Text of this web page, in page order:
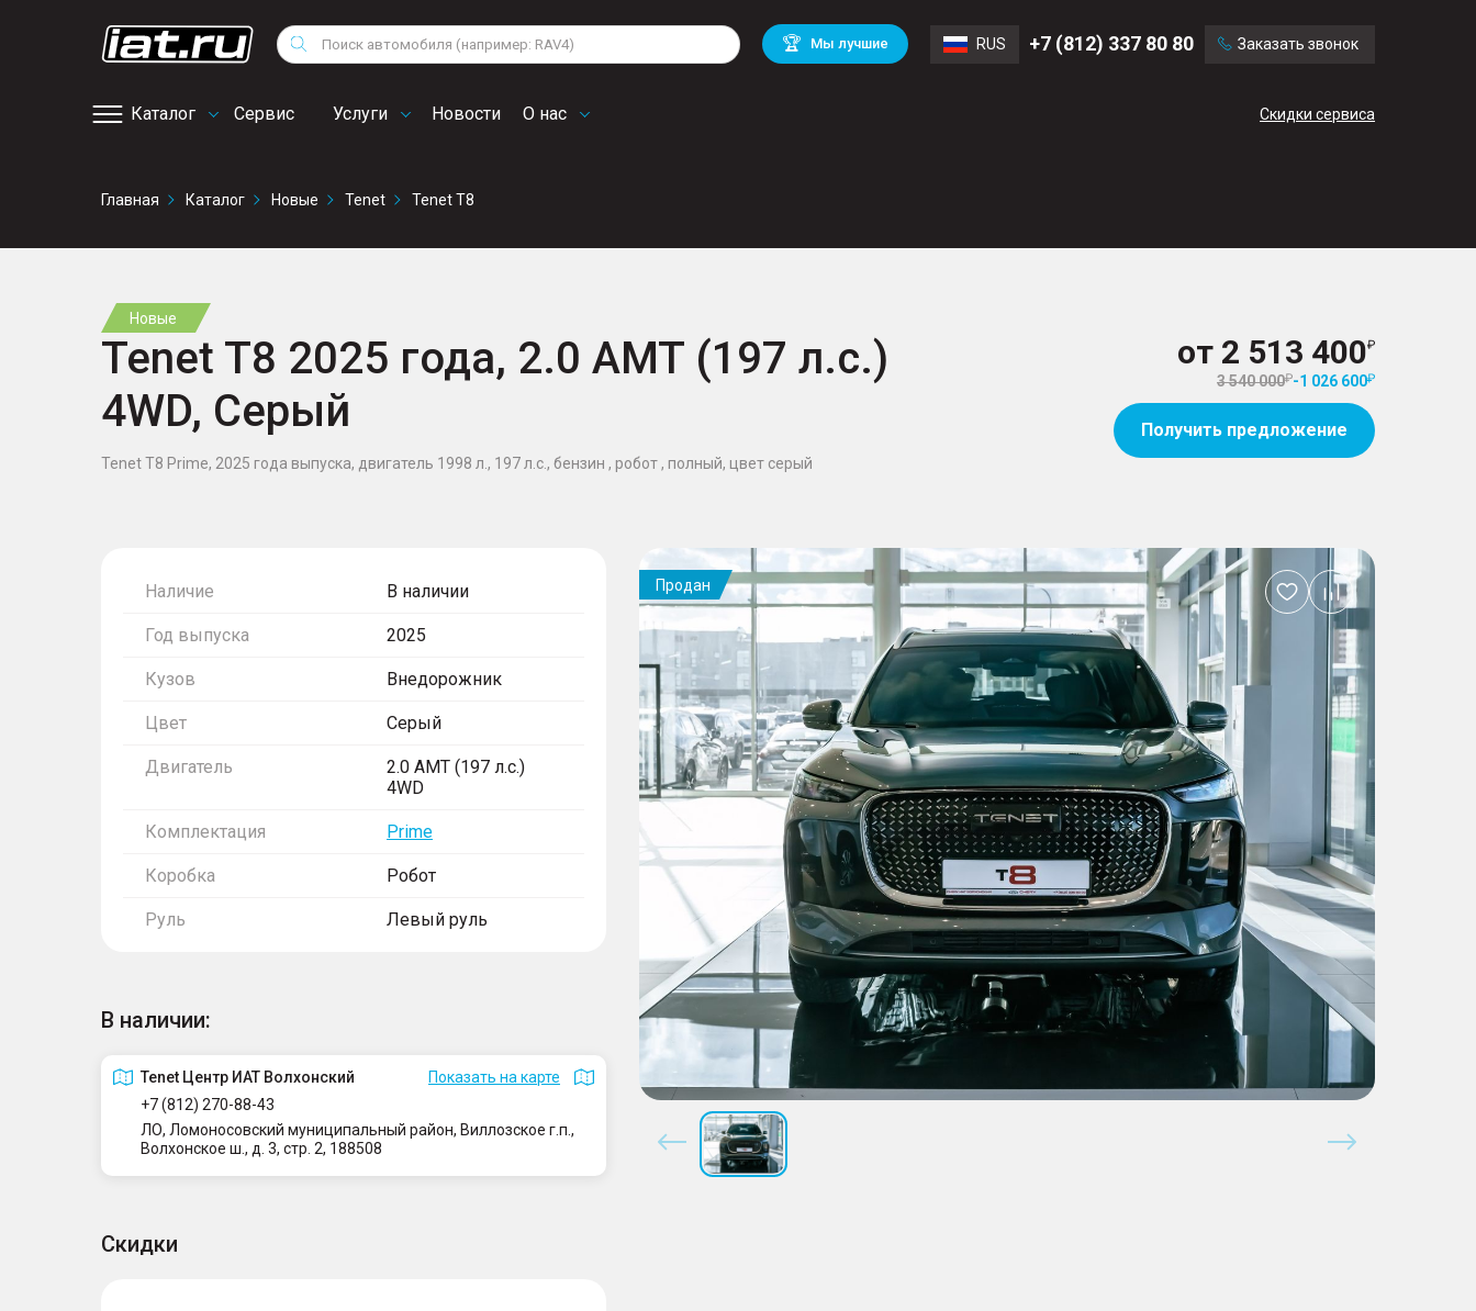
Поиск 🏆 Мы лучшие RUS +7 (812) 337 80 80 Заказать звонок
Каталог Сервис
сервис
Услуги Новости О нас Скидки сервиса
Снегоходы
Квадроциклы
Volkswagen
Mitsubishi BMW
Audi
Chevrolet Volvo
Главная Каталог Новые Tenet Tenet T8
Новые
Tenet T8 2025 года, 2.0 AMT (197 л.с.)
4WD, Серый
Tenet T8 Prime, 2025 года выпуска, двигатель 1998 л., 197 л.с., бензин , робот , полный, цвет серый
от 2 513 400
3 540 000 -1 026 600
Получить предложение
Наличие В наличии
Год выпуска 2025
Кузов Внедорожник
Цвет Серый
Двигатель
2.0 AMT (197 л.с.)
4WD
Комплектация Prime
Коробка Робот
Руль Левый руль
В наличии:
Tenet Центр ИАТ Волхонский
Показать на карте
+7 (812) 270-88-43
ЛО, Ломоносовский муниципальный район, Виллозское г.п.,
Волхонское ш., д. 3, стр. 2, 188508
Скидки
Продан
Добавить
в
избранное